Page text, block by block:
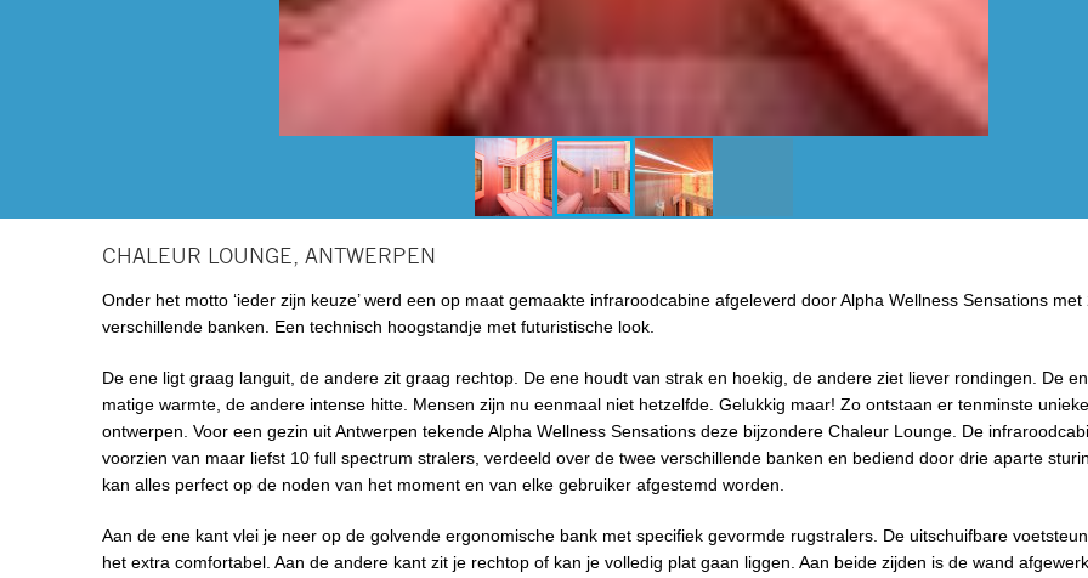
CHALEUR LOUNGE, ANTWERPEN
Onder het motto ‘ieder zijn keuze’ werd een op maat gemaakte infraroodcabine afgeleverd door Alpha Wellness Sensations met
verschillende banken. Een technisch hoogstandje met futuristische look.
De ene ligt graag languit, de andere zit graag rechtop. De ene houdt van strak en hoekig, de andere ziet liever rondingen. De
matige warmte, de andere intense hitte. Mensen zijn nu eenmaal niet hetzelfde. Gelukkig maar! Zo ontstaan er tenminste unieke
ontwerpen. Voor een gezin uit Antwerpen tekende Alpha Wellness Sensations deze bijzondere Chaleur Lounge. De
voorzien van maar liefst 10 full spectrum stralers, verdeeld over de twee verschillende banken en bediend door drie aparte
kan alles perfect op de noden van het moment en van elke gebruiker afgestemd worden.
Aan de ene kant vlei je neer op de golvende ergonomische bank met specifiek gevormde rugstralers. De uitschuifbare
het extra comfortabel. Aan de andere kant zit je rechtop of kan je volledig plat gaan liggen. Aan beide zijden is de wand